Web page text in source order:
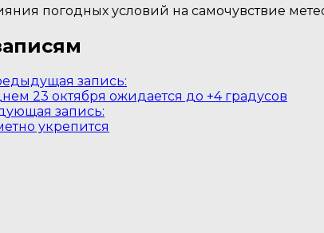
погодных условий на самочувствие
запись:
23 октября ожидается до +4 градусов
запись:
укрепится